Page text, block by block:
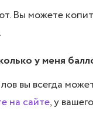
Вы можете
у меня
вы всегда
на сайте, у